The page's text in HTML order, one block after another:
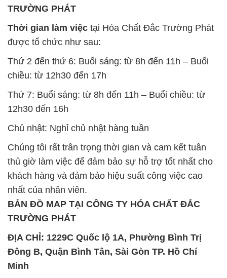
TRƯỜNG PHÁT
Thời gian làm việc tại Hóa Chất Đắc Trường Phát
được tổ chức như sau:
Thứ 2 đến thứ 6: Buổi sáng: từ 8h đến 11h – Buổi
chiều: từ 12h30 đến 17h
Thứ 7: Buổi sáng: từ 8h đến 11h – Buổi chiều: từ
12h30 đến 16h
Chủ nhật: Nghỉ chủ nhật hàng tuần
Chúng tôi rất trân trọng thời gian và cam kết tuân
thủ giờ làm việc để đảm bảo sự hỗ trợ tốt nhất cho
khách hàng và đảm bảo hiệu suất công việc cao
nhất của nhân viên.
BẢN ĐỒ MAP TẠI CÔNG TY HÓA CHẤT ĐẮC
TRƯỜNG PHÁT
ĐỊA CHỈ: 1229C Quốc lộ 1A, Phường Bình Trị
Đông B, Quận Bình Tân, Sài Gòn TP. Hồ Chí
Minh